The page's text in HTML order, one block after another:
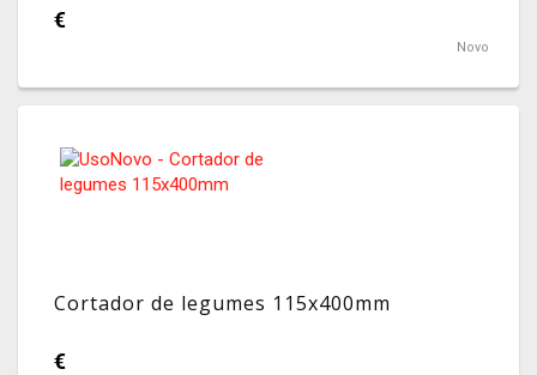
€
Novo
Cortador de legumes 115x400mm
€